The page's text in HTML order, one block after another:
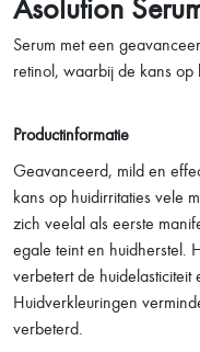
Asolution
Serum met een
retinol, waarbij de kans op
Productinformatie
Geavanceerd, mild en
kans op huidirritaties vele
zich veelal als eerste
egale teint en huidherstel.
verbetert de
Huidverkleuringen
verbeterd.